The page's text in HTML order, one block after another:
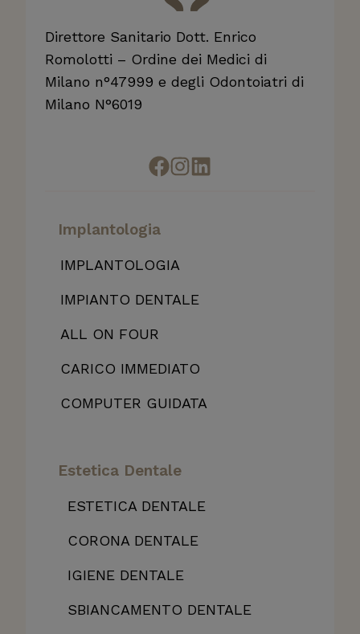
Direttore Sanitario Dott. Enrico
Romolotti – Ordine dei Medici di
Milano n°47999 e degli Odontoiatri di
Milano N°6019
Implantologia
IMPLANTOLOGIA
IMPIANTO DENTALE
ALL ON FOUR
CARICO IMMEDIATO
COMPUTER GUIDATA
Estetica Dentale
ESTETICA DENTALE
CORONA DENTALE
IGIENE DENTALE
SBIANCAMENTO DENTALE